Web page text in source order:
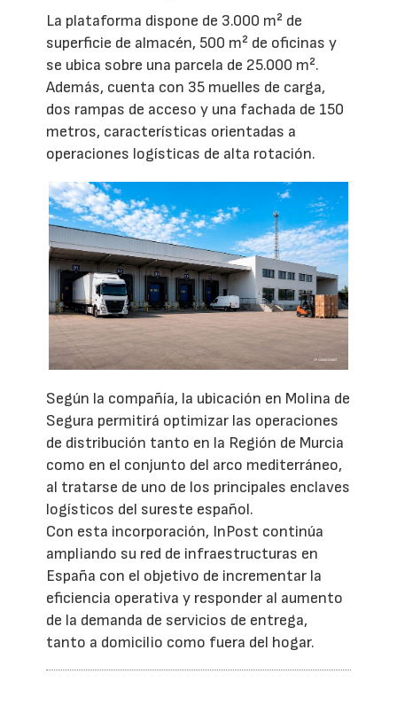
La plataforma dispone de 3.000 m² de
superficie de almacén, 500 m² de oficinas y
se ubica sobre una parcela de 25.000 m².
Además, cuenta con 35 muelles de carga,
dos rampas de acceso y una fachada de 150
metros, características orientadas a
operaciones logísticas de alta rotación.
Según la compañía, la ubicación en Molina de
Segura permitirá optimizar las operaciones
de distribución tanto en la Región de Murcia
como en el conjunto del arco mediterráneo,
al tratarse de uno de los principales enclaves
logísticos del sureste español.
Con esta incorporación, InPost continúa
ampliando su red de infraestructuras en
España con el objetivo de incrementar la
eficiencia operativa y responder al aumento
de la demanda de servicios de entrega,
tanto a domicilio como fuera del hogar.